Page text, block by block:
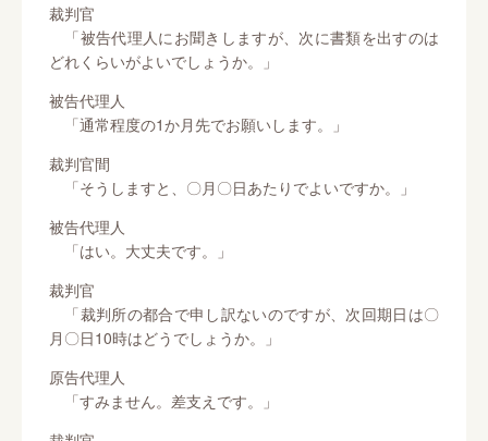
裁判官
「被告代理人にお聞きしますが、次に書類を出すのは
どれくらいがよいでしょうか。」
被告代理人
「通常程度の1か月先でお願いします。」
裁判官間
「そうしますと、〇月〇日あたりでよいですか。」
被告代理人
「はい。大丈夫です。」
裁判官
「裁判所の都合で申し訳ないのですが、次回期日は〇
月〇日10時はどうでしょうか。」
原告代理人
「すみません。差支えです。」